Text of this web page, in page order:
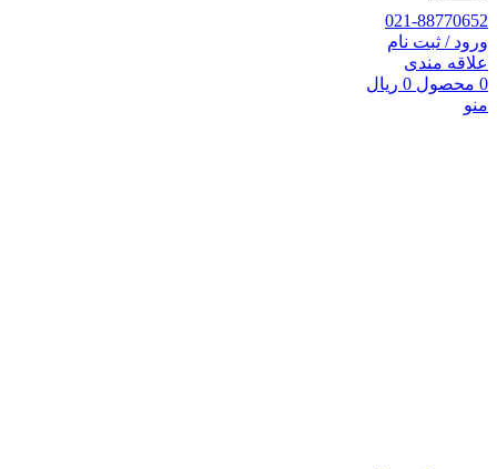
021-88770652
ورود / ثبت نام
علاقه مندی
0 محصول 0 ریال
منو